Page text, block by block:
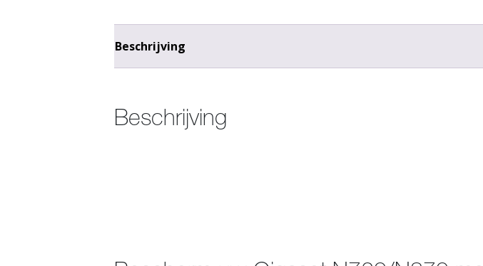
Beschrijving
Beschrijving